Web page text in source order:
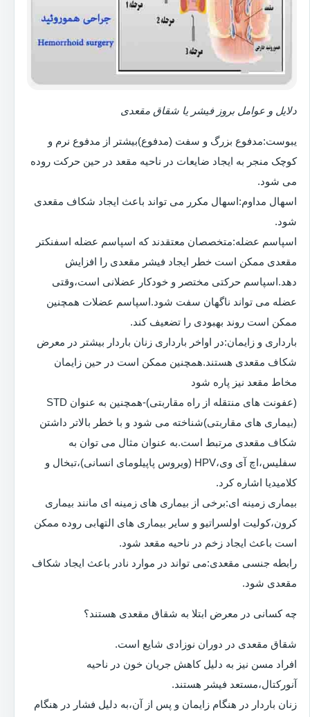
دلایل و عوامل بروز فیشر یا شقاق مقعدی
یبوست:مدفوع بزرگ و سفت (مدفوع)بیشتر از مدفوع نرم و
کوچک منجر به ایجاد ضایعات در ناحیه مقعد در حین حرکت روده
می شود.
اسهال مداوم:اسهال مکرر می تواند باعث ایجاد شکاف مقعدی
شود.
اسپاسم عضله:متخصصان معتقدند که اسپاسم عضله اسفنکتر
مقعدی ممکن است خطر ایجاد فیشر مقعدی را افزایش
دهد.اسپاسم حرکتی مختصر و خودکار عضلانی است،وقتی
عضله می تواند ناگهان سفت شود.اسپاسم عضلات همچنین
ممکن است روند بهبودی را تضعیف کند.
بارداری و زایمان:در اواخر بارداری زنان باردار بیشتر در معرض
شکاف مقعدی هستند.همچنین ممکن است در حین زایمان
مخاط مقعد نیز پاره شود
(عفونت های منتقله از راه مقاربتی)-همچنین به عنوان STD
(بیماری های مقاربتی)شناخته می شود و با خطر بالاتر داشتن
شکاف مقعدی مرتبط است.به عنوان مثال می توان به
سفلیس،اچ آی وی،HPV (ویروس پاپیلومای انسانی)،تبخال و
کلامیدیا اشاره کرد.
بیماری زمینه ای:برخی از بیماری های زمینه ای مانند بیماری
کرون،کولیت اولسراتیو و سایر بیماری های التهابی روده ممکن
است باعث ایجاد زخم در ناحیه مقعد شود.
رابطه جنسی مقعدی:می تواند در موارد نادر باعث ایجاد شکاف
مقعدی شود.
چه کسانی در معرض ابتلا به شقاق مقعدی هستند؟
شقاق مقعدی در دوران نوزادی شایع است.
افراد مسن نیز به دلیل کاهش جریان خون در ناحیه
آنورکتال،مستعد فیشر هستند.
زنان باردار در هنگام زایمان و پس از آن،به دلیل فشار در هنگام